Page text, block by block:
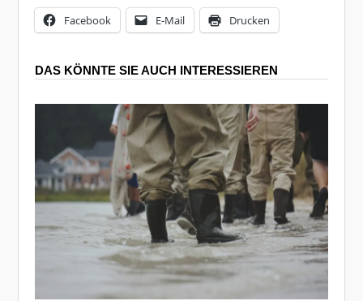
Facebook E-Mail Drucken
DAS KÖNNTE SIE AUCH INTERESSIEREN